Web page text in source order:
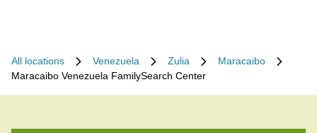
All locations Venezuela Zulia
Maracaibo
Maracaibo Venezuela FamilySearch Center